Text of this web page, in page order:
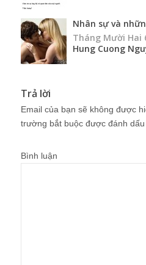
Nhân sự và
Tháng Mười Hai
Hung Cuong
Trả lời
Email của bạn sẽ không được
trường bắt buộc được đánh dấu
Bình luận